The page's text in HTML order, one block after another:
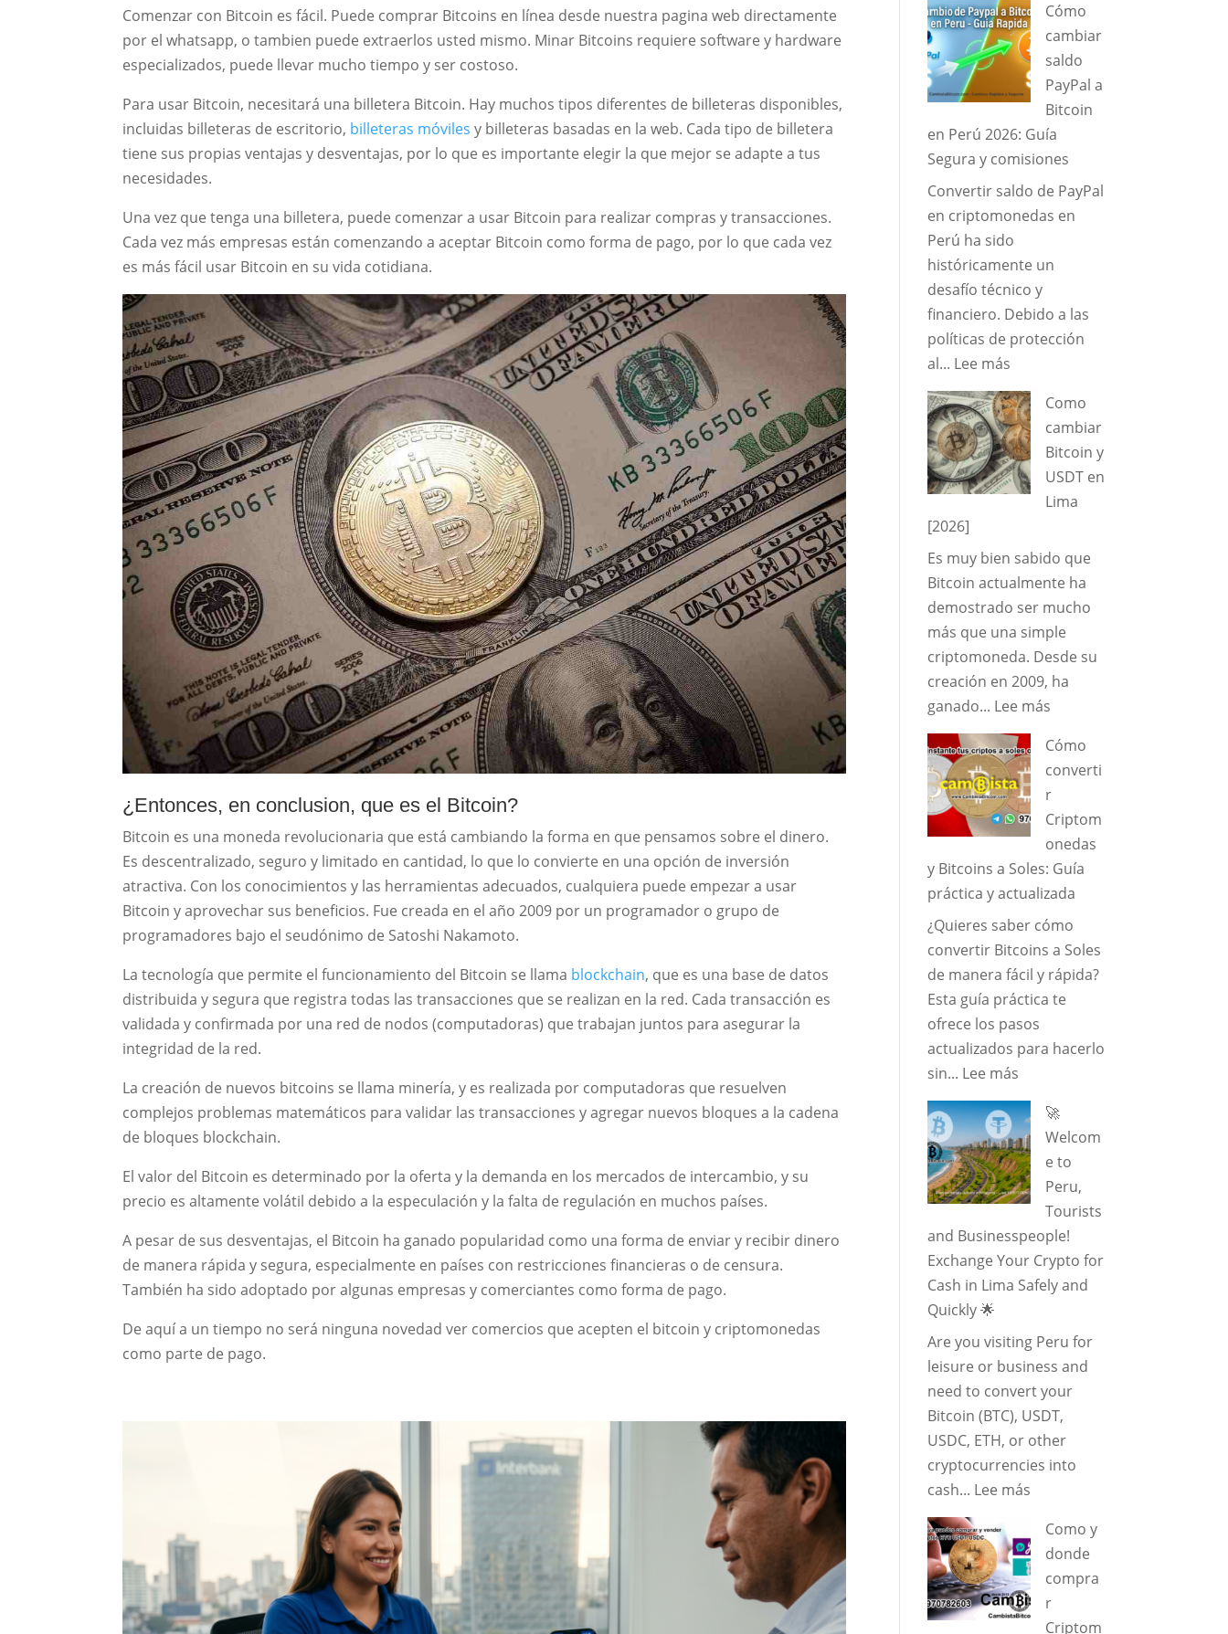
Comenzar con Bitcoin es fácil. Puede comprar Bitcoins en línea desde nuestra pagina web directamente
por el whatsapp, o tambien puede extraerlos usted mismo. Minar Bitcoins requiere software y hardware
especializados, puede llevar mucho tiempo y ser costoso.
Para usar Bitcoin, necesitará una billetera Bitcoin. Hay muchos tipos diferentes de billeteras disponibles,
incluidas billeteras de escritorio, billeteras móviles y billeteras basadas en la web. Cada tipo de billetera
tiene sus propias ventajas y desventajas, por lo que es importante elegir la que mejor se adapte a tus
necesidades.
Una vez que tenga una billetera, puede comenzar a usar Bitcoin para realizar compras y transacciones.
Cada vez más empresas están comenzando a aceptar Bitcoin como forma de pago, por lo que cada vez
es más fácil usar Bitcoin en su vida cotidiana.
¿Entonces, en conclusion, que es el Bitcoin?
Bitcoin es una moneda revolucionaria que está cambiando la forma en que pensamos sobre el dinero.
Es descentralizado, seguro y limitado en cantidad, lo que lo convierte en una opción de inversión
atractiva. Con los conocimientos y las herramientas adecuados, cualquiera puede empezar a usar
Bitcoin y aprovechar sus beneficios. Fue creada en el año 2009 por un programador o grupo de
programadores bajo el seudónimo de Satoshi Nakamoto.
La tecnología que permite el funcionamiento del Bitcoin se llama blockchain, que es una base de datos
distribuida y segura que registra todas las transacciones que se realizan en la red. Cada transacción es
validada y confirmada por una red de nodos (computadoras) que trabajan juntos para asegurar la
integridad de la red.
La creación de nuevos bitcoins se llama minería, y es realizada por computadoras que resuelven
complejos problemas matemáticos para validar las transacciones y agregar nuevos bloques a la cadena
de bloques blockchain.
El valor del Bitcoin es determinado por la oferta y la demanda en los mercados de intercambio, y su
precio es altamente volátil debido a la especulación y la falta de regulación en muchos países.
A pesar de sus desventajas, el Bitcoin ha ganado popularidad como una forma de enviar y recibir dinero
de manera rápida y segura, especialmente en países con restricciones financieras o de censura.
También ha sido adoptado por algunas empresas y comerciantes como forma de pago.
De aquí a un tiempo no será ninguna novedad ver comercios que acepten el bitcoin y criptomonedas
como parte de pago.
2026:
Cómo
Cambiar
Bitcoin
a
en
Perú
de
al
Mejor
Cambio.
Cómo
cambiar
saldo
PayPal a
Bitcoin
en Perú 2026: Guía
Segura y comisiones
Convertir saldo de PayPal
en criptomonedas en
Perú ha sido
históricamente un
desafío técnico y
financiero. Debido a las
políticas de protección
al... Lee más
Cómo
cambiar
saldo
PayPal
a
Bitcoin
Perú
2026:
Guía
Segura
y
comisiones
Como
cambiar
Bitcoin y
USDT en
Lima
[2026]
Es muy bien sabido que
Bitcoin actualmente ha
demostrado ser mucho
más que una simple
criptomoneda. Desde su
creación en 2009, ha
ganado... Lee más
cambiar
Bitcoin
USDT
en
Lima
[2026]
Cómo
converti
r
Criptom
onedas
y Bitcoins a Soles: Guía
práctica y actualizada
¿Quieres saber cómo
convertir Bitcoins a Soles
de manera fácil y rápida?
Esta guía práctica te
ofrece los pasos
actualizados para hacerlo
sin... Lee más
Cómo
convertir
Criptomonedas
y
Bitcoins
Soles:
Guía
práctica
actualizada
🚀
Welcom
e to
Peru,
Tourists
and Businesspeople!
Exchange Your Crypto for
Cash in Lima Safely and
Quickly 🌟
Are you visiting Peru for
leisure or business and
need to convert your
Bitcoin (BTC), USDT,
USDC, ETH, or other
cryptocurrencies into
cash... Lee más
Welcome
to
Peru,
Tourists
Como y
donde
compra
r
Criptom